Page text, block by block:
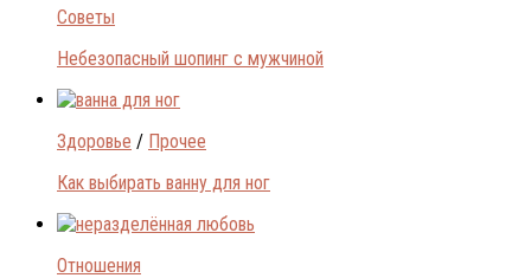
Советы
Небезопасный шопинг с мужчиной
Здоровье / Прочее
Как выбирать ванну для ног
Отношения